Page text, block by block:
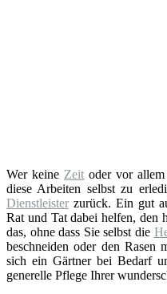
Wer keine Zeit oder vor
diese Arbeiten selbst zu
Dienstleister zurück. Ein gut
Rat und Tat dabei helfen, den
das, ohne dass Sie selbst die
beschneiden oder den Rasen
sich ein Gärtner bei Bedarf
generelle Pflege Ihrer